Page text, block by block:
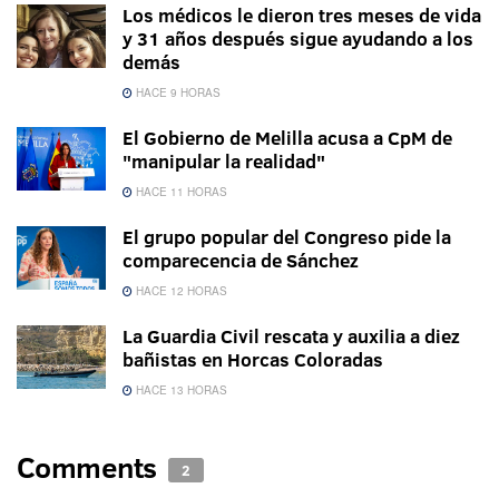
Los médicos le dieron tres meses de vida
y 31 años después sigue ayudando a los
demás
HACE 9 HORAS
El Gobierno de Melilla acusa a CpM de
"manipular la realidad"
HACE 11 HORAS
El grupo popular del Congreso pide la
comparecencia de Sánchez
HACE 12 HORAS
La Guardia Civil rescata y auxilia a diez
bañistas en Horcas Coloradas
HACE 13 HORAS
Comments 2